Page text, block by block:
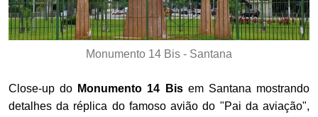
Monumento 14 Bis - Santana
Close-up do Monumento 14 Bisem Santana mostrando
detalhes da réplica do famoso avião do "Pai da aviação",